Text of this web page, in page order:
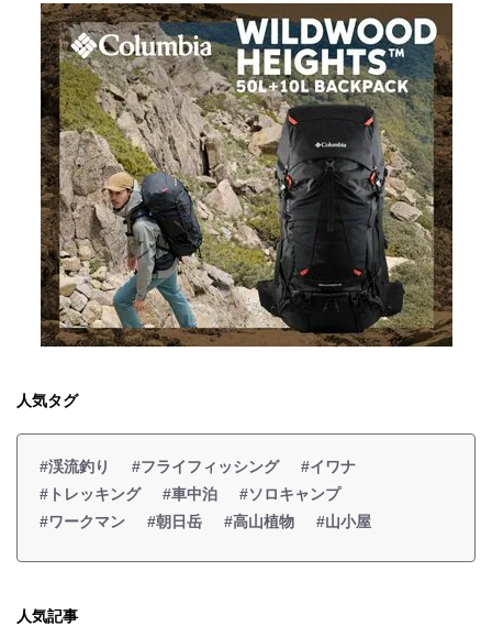
人気タグ
#渓流釣り #フライフィッシング
#イワナ
#トレッキング
#車中泊
#ソロキャンプ
#ワークマン
#朝日岳 #高山植物 #山小屋
人気記事